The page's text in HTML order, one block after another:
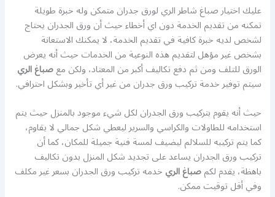
عليك اختيار صباغ شاطر الري لورق جدران متمكن وله خبرة طويلة
تمكنه من تقديم الخدمة دون اي أخطاء حيث أن ورق الجدران يحتاج
لشخص لديه خبرة كافية في تقديم الخدمة، لا يمكنك الاستعانة
بشخص غير مؤهل لتقديم هذه النوعية من الخدمات حيث أنه يعرض
الورق للتلف ومن ثم دفع تكاليف أكبر من المعتاد، ولكن معصباغ الري
سيتم توفير خدمة تركيب ورق جدران من غير أي تأخير وبشكل احترافي.
حيث أنه يقوم بتركيب ورق الجدران لكل شيء موجود بالمنزل حيث يتم
استخدامه للطاولات والكراسي والسرير ليعطي شكل جمالي لا يقاوم،
كما يتم تركيبه للسلالم ليضيف لمسة فنية جميلة للمكان، كما أن
تركيب ورق الجدران يساعد على تجديد شكل المنزل بدون تكاليف
باهظة، يقدم لكمصباغ الريخدمه تركيب ورق الجدران بسعر غير مكلف
وفي أقل توقيت ممكن.